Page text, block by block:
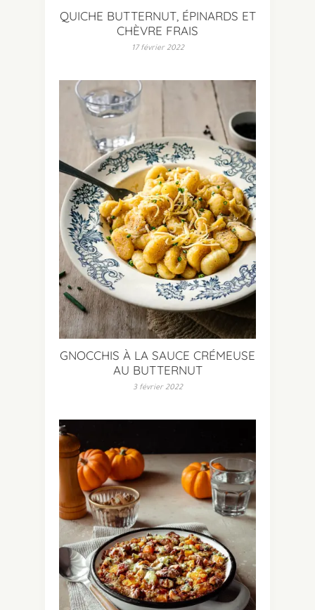
QUICHE BUTTERNUT, ÉPINARDS ET
CHÈVRE FRAIS
17 février 2022
GNOCCHIS À LA SAUCE CRÉMEUSE
AU BUTTERNUT
3 février 2022